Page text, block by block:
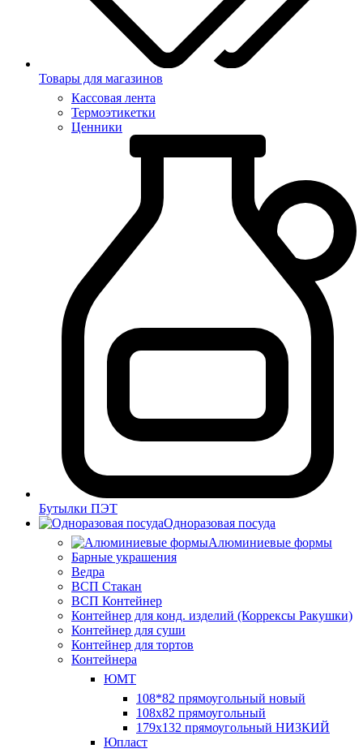
Товары для магазинов
Кассовая лента
Термоэтикетки
Ценники
Бутылки ПЭТ
Одноразовая посуда
Алюминиевые формы
Барные украшения
Ведра
ВСП Стакан
ВСП Контейнер
Контейнер для конд. изделий (Коррексы Ракушки)
Контейнер для суши
Контейнер для тортов
Контейнера
ЮМТ
108*82 прямоугольный новый
108х82 прямоугольный
179х132 прямоугольный НИЗКИЙ
Юпласт